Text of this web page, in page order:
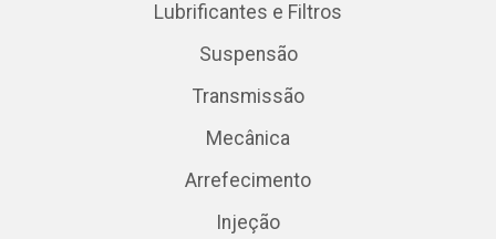
Lubrificantes e Filtros
Suspensão
Transmissão
Mecânica
Arrefecimento
Injeção